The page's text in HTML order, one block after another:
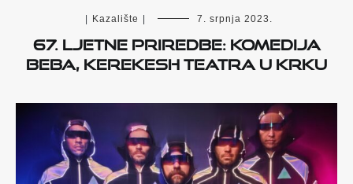
| Kazalište | 7. srpnja 2023.
67. Ljetne priredbe: Komedija
Beba, Kerekesh teatra u Krku